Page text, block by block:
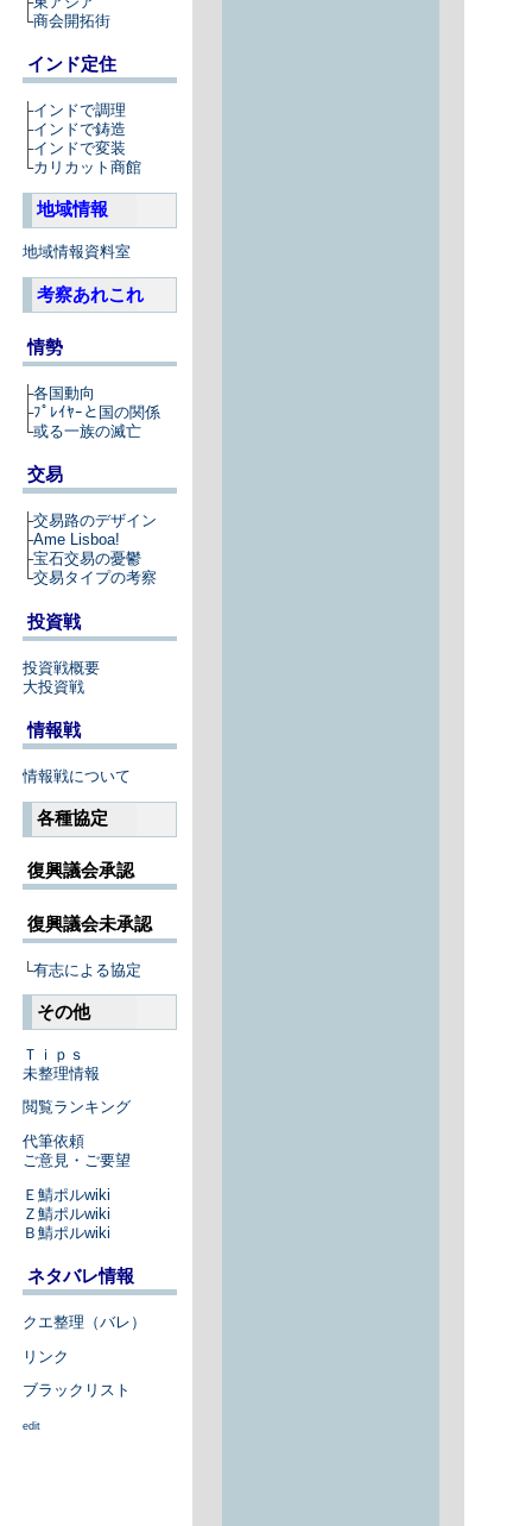
└商会開拓街
インド定住
├インドで調理
├インドで鋳造
├インドで変装
└カリカット商館
地域情報
地域情報資料室
考察あれこれ
情勢
├各国動向
├ﾌﾟﾚｲﾔｰと国の関係
└或る一族の滅亡
交易
├交易路のデザイン
├Ame Lisboa!
├宝石交易の憂鬱
└交易タイプの考察
投資戦
投資戦概要
大投資戦
情報戦
情報戦について
各種協定
復興議会承認
復興議会未承認
└有志による協定
その他
Ｔｉｐｓ
未整理情報
閲覧ランキング
代筆依頼
ご意見・ご要望
Ｅ鯖ポルwiki
Ｚ鯖ポルwiki
Ｂ鯖ポルwiki
ネタバレ情報
クエ整理（バレ）
リンク
ブラックリスト
edit